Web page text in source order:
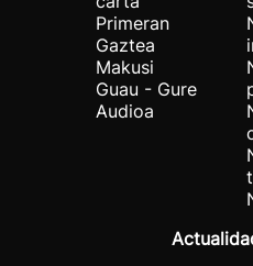
Primeran
Gaztea
Makusi
Guau - Gure
Audioa